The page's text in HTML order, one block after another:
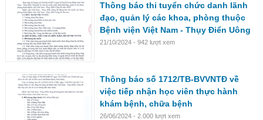
Thông báo thi tuyển chức danh lãnh
đạo, quản lý các khoa, phòng thuộc
Bệnh viện Việt Nam - Thụy Điển Uông
Bí năm 2024
21/10/2024 - 942 lượt xem
Thông báo số 1712/TB-BVVNTĐ về
việc tiếp nhận học viên thực hành
khám bệnh, chữa bệnh
26/06/2024 - 2.000 lượt xem